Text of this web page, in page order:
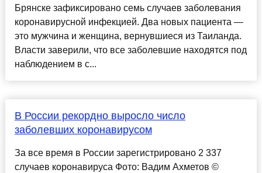
Брянске зафиксировано семь случаев заболевания
коронавирусной инфекцией. Два новых пациента —
это мужчина и женщина, вернувшиеся из Таиланда.
Власти заверили, что все заболевшие находятся под
наблюдением в с...
В России рекордно выросло число
заболевших коронавирусом
За все время в России зарегистрировано 2 337
случаев коронавируса Фото: Вадим Ахметов ©